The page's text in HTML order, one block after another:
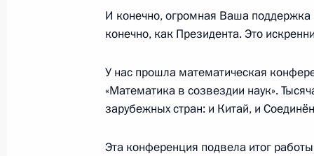
Встреча с Министром труда и
Котяковым
9 апреля 2024 года, вторник
Встреча с главой Башкирии
И конечно, огромная Ваша поддержка
конечно, как Президента. Это
У нас прошла математическая
«Математика в созвездии наук».
зарубежных стран: и Китай, и
Эта конференция подвела итог